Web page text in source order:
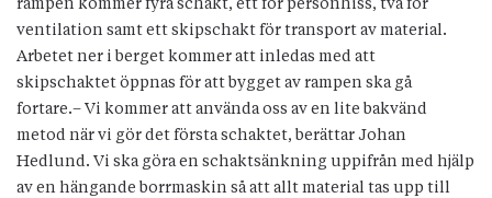
rampen kommer fyra schakt, ett för personhiss, två för
ventilation samt ett skipschakt för transport av material.
Arbetet ner i berget kommer att inledas med att
skipschaktet öppnas för att bygget av rampen ska gå
fortare.– Vi kommer att använda oss av en lite bakvänd
metod när vi gör det första schaktet, berättar Johan
Hedlund. Vi ska göra en schaktsänkning uppifrån med hjälp
av en hängande borrmaskin så att allt material tas upp till